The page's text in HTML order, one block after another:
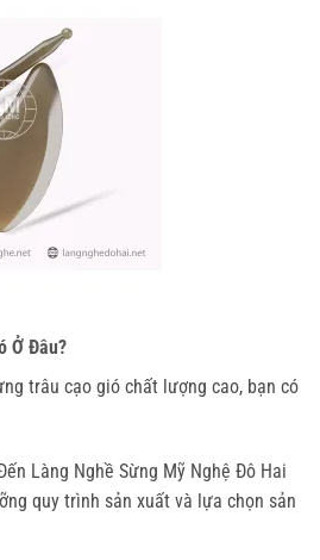
Ở Đâu?
trâu cạo gió chất lượng cao, bạn có
Làng Nghề Sừng Mỹ Nghệ Đô Hai
quy trình sản xuất và lựa chọn sản